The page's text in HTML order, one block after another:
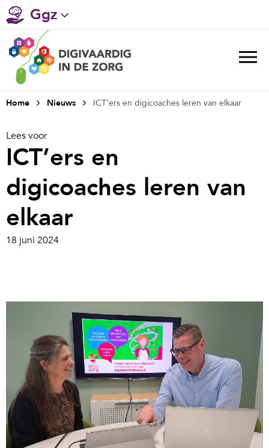
Ggz
Gehandicaptenzorg
Verpleeghuiszorg & Zorg thuis
Ziekenhuizen
Huisartsenzorg
Welzijn / sociaal werk
Home Nieuws ICT’ers en digicoaches leren van elkaar
Lees voor
ICT’ers en
digicoaches leren van
elkaar
18 juni 2024